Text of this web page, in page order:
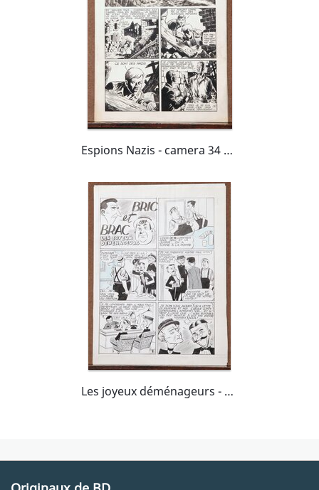
Espions Nazis - camera 34 numéro 46 - 5 Mars 1951
Les joyeux déménageurs - camera 34 numero 105 - 5 octobre 1953